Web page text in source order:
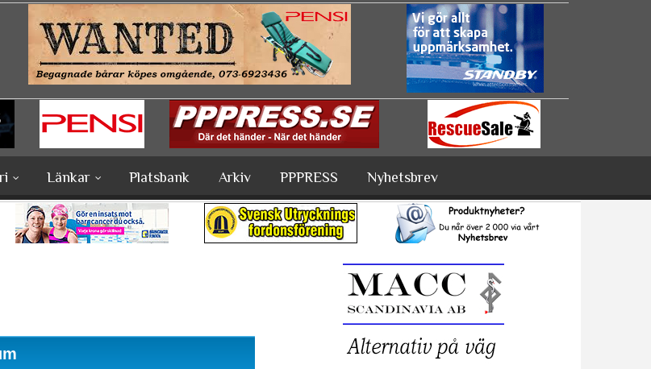
Länkar Platsbank Arkiv PPPRESS Nyhetsbrev